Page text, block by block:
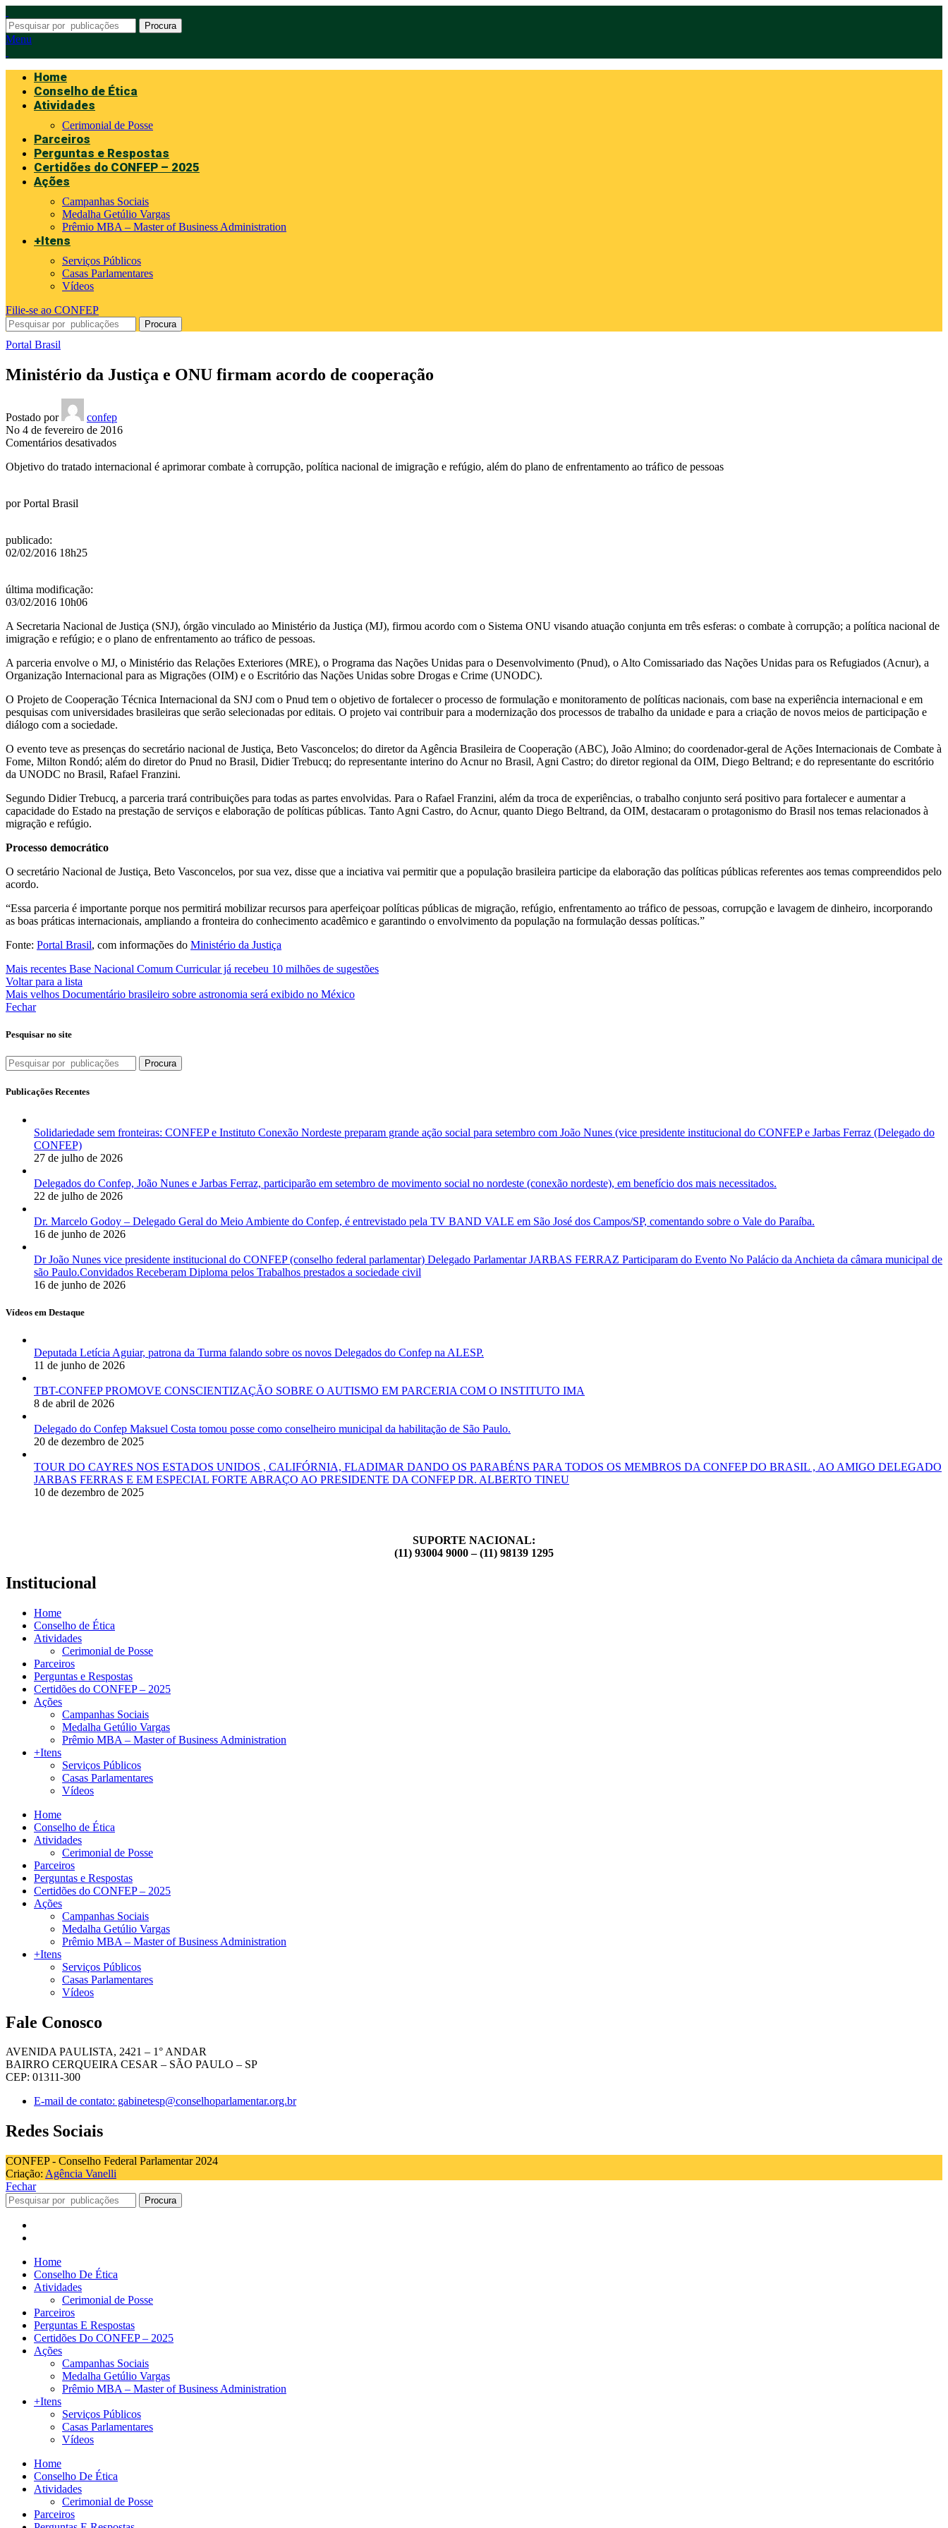
Procura
Menu
Home
Conselho de Ética
Atividades
Cerimonial de Posse
Parceiros
Perguntas e Respostas
Certidões do CONFEP – 2025
Ações
Campanhas Sociais
Medalha Getúlio Vargas
Prêmio MBA – Master of Business Administration
+Itens
Serviços Públicos
Casas Parlamentares
Vídeos
Filie-se ao CONFEP
Procura
Portal Brasil
Ministério da Justiça e ONU firmam acordo de cooperação
Postado por
confep
No 4 de fevereiro de 2016
Comentários desativadosem
da
Objetivo do tratado internacional é aprimorar combate à corrupção, política nacional de imigração e refúgio, além do plano de enfrentamento ao tráfico de pessoas
porPortal Brasil
publicado:
02/02/2016 18h25
última modificação:
03/02/2016 10h06
A Secretaria Nacional de Justiça (SNJ), órgão vinculado ao Ministério da Justiça (MJ), firmou acordo com o Sistema ONU visando atuação conjunta em três esferas: o combate à corrupção; a política nacional de
imigração e refúgio; e o plano de enfrentamento ao tráfico de pessoas.
A parceria envolve o MJ, o Ministério das Relações Exteriores (MRE), o Programa das Nações Unidas para o Desenvolvimento (Pnud), o Alto Comissariado das Nações Unidas para os Refugiados (Acnur), a
Organização Internacional para as Migrações (OIM) e o Escritório das Nações Unidas sobre Drogas e Crime (UNODC).
O Projeto de Cooperação Técnica Internacional da SNJ com o Pnud tem o objetivo de fortalecer o processo de formulação e monitoramento de políticas nacionais, com base na experiência internacional e em
pesquisas com universidades brasileiras que serão selecionadas por editais. O projeto vai contribuir para a modernização dos processos de trabalho da unidade e para a criação de novos meios de participação e
diálogo com a sociedade.
O evento teve as presenças do secretário nacional de Justiça, Beto Vasconcelos; do diretor da Agência Brasileira de Cooperação (ABC), João Almino; do coordenador-geral de Ações Internacionais de Combate à
Fome, Milton Rondó; além do diretor do Pnud no Brasil, Didier Trebucq; do representante interino do Acnur no Brasil, Agni Castro; do diretor regional da OIM, Diego Beltrand; e do representante do escritório
da UNODC no Brasil, Rafael Franzini.
Segundo Didier Trebucq, a parceria trará contribuições para todas as partes envolvidas. Para o Rafael Franzini, além da troca de experiências, o trabalho conjunto será positivo para fortalecer e aumentar a
capacidade do Estado na prestação de serviços e elaboração de políticas públicas. Tanto Agni Castro, do Acnur, quanto Diego Beltrand, da OIM, destacaram o protagonismo do Brasil nos temas relacionados à
migração e refúgio.
Processo democrático
O secretário Nacional de Justiça, Beto Vasconcelos, por sua vez, disse que a inciativa vai permitir que a população brasileira participe da elaboração das políticas públicas referentes aos temas compreendidos pelo
acordo.
“Essa parceria é importante porque nos permitirá mobilizar recursos para aperfeiçoar políticas públicas de migração, refúgio, enfrentamento ao tráfico de pessoas, corrupção e lavagem de dinheiro, incorporando
as boas práticas internacionais, ampliando a fronteira do conhecimento acadêmico e garantindo o envolvimento da população na formulação dessas políticas.”
Fonte: Portal Brasil, com informações do Ministério da Justiça
Mais recentes Base Nacional Comum Curricular já recebeu 10 milhões de sugestões
Voltar para a lista
Mais velhos Documentário brasileiro sobre astronomia será exibido no México
Fechar
Pesquisar no site
Procura
Publicações Recentes
Solidariedade sem fronteiras: CONFEP e Instituto Conexão Nordeste preparam grande ação social para setembro com João Nunes (vice presidente institucional do CONFEP e Jarbas Ferraz (Delegado do
CONFEP)
27 de julho de 2026
Delegados do Confep, João Nunes e Jarbas Ferraz, participarão em setembro de movimento social no nordeste (conexão nordeste), em benefício dos mais necessitados.
22 de julho de 2026
Dr. Marcelo Godoy – Delegado Geral do Meio Ambiente do Confep, é entrevistado pela TV BAND VALE em São José dos Campos/SP, comentando sobre o Vale do Paraíba.
16 de junho de 2026
Dr João Nunes vice presidente institucional do CONFEP (conselho federal parlamentar) Delegado Parlamentar JARBAS FERRAZ Participaram do Evento No Palácio da Anchieta da câmara municipal de
são Paulo.Convidados Receberam Diploma pelos Trabalhos prestados a sociedade civil
16 de junho de 2026
Vídeos em Destaque
Deputada Letícia Aguiar, patrona da Turma falando sobre os novos Delegados do Confep na ALESP.
11 de junho de 2026
TBT-CONFEP PROMOVE CONSCIENTIZAÇÃO SOBRE O AUTISMO EM PARCERIA COM O INSTITUTO IMA
8 de abril de 2026
Delegado do Confep Maksuel Costa tomou posse como conselheiro municipal da habilitação de São Paulo.
20 de dezembro de 2025
TOUR DO CAYRES NOS ESTADOS UNIDOS , CALIFÓRNIA, FLADIMAR DANDO OS PARABÉNS PARA TODOS OS MEMBROS DA CONFEP DO BRASIL , AO AMIGO DELEGADO
JARBAS FERRAS E EM ESPECIAL FORTE ABRAÇO AO PRESIDENTE DA CONFEP DR. ALBERTO TINEU
10 de dezembro de 2025
SUPORTE NACIONAL:
(11) 93004 9000 – (11) 98139 1295
Institucional
Home
Conselho de Ética
Atividades
Cerimonial de Posse
Parceiros
Perguntas e Respostas
Certidões do CONFEP – 2025
Ações
Campanhas Sociais
Medalha Getúlio Vargas
Prêmio MBA – Master of Business Administration
+Itens
Serviços Públicos
Casas Parlamentares
Vídeos
Home
Conselho de Ética
Atividades
Cerimonial de Posse
Parceiros
Perguntas e Respostas
Certidões do CONFEP – 2025
Ações
Campanhas Sociais
Medalha Getúlio Vargas
Prêmio MBA – Master of Business Administration
+Itens
Serviços Públicos
Casas Parlamentares
Vídeos
Fale Conosco
AVENIDA PAULISTA, 2421 – 1° ANDAR
BAIRRO CERQUEIRA CESAR – SÃO PAULO – SP
CEP: 01311-300
E-mail de contato: gabinetesp@conselhoparlamentar.org.br
Redes Sociais
CONFEP - Conselho Federal Parlamentar 2024
Criação: Agência Vanelli
Fechar
Procura
Home
Conselho De Ética
Atividades
Cerimonial de Posse
Parceiros
Perguntas E Respostas
Certidões Do CONFEP – 2025
Ações
Campanhas Sociais
Medalha Getúlio Vargas
Prêmio MBA – Master of Business Administration
+Itens
Serviços Públicos
Casas Parlamentares
Vídeos
Home
Conselho De Ética
Atividades
Cerimonial de Posse
Parceiros